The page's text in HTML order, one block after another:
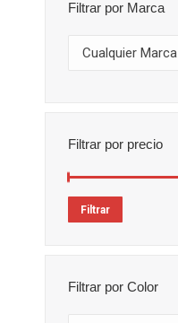
Filtrar por Marca
Cualquier Marca
Filtrar por precio
Filtrar
Filtrar por Color